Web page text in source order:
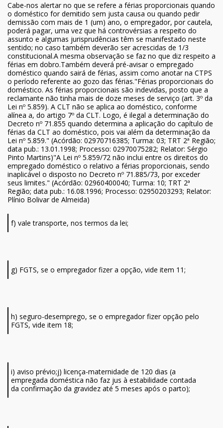
Cabe-nos alertar no que se refere a férias proporcionais quando
o doméstico for demitido sem justa causa ou quando pedir
demissão com mais de 1 (um) ano, o empregador, por cautela,
poderá pagar, uma vez que há controvérsias a respeito do
assunto e algumas jurisprudências têm se manifestado neste
sentido; no caso também deverão ser acrescidas de 1/3
constitucional.A mesma observação se faz no que diz respeito a
férias em dobro.Também deverá pré-avisar o empregado
doméstico quando sairá de férias, assim como anotar na CTPS
o período referente ao gozo das férias."Férias proporcionais do
doméstico. As férias proporcionais são indevidas, posto que a
reclamante não tinha mais de doze meses de serviço (art. 3º da
Lei nº 5.859). A CLT não se aplica ao doméstico, conforme
alínea a, do artigo 7º da CLT. Logo, é ilegal a determinação do
Decreto nº 71.855 quando determina a aplicação do capítulo de
férias da CLT ao doméstico, pois vai além da determinação da
Lei nº 5.859." (Acórdão: 02970716385; Turma: 03; TRT 2ª Região;
data pub.: 13.01.1998; Processo: 02970075282; Relator: Sérgio
Pinto Martins)"A Lei nº 5.859/72 não inclui entre os direitos do
empregado doméstico o relativo a férias proporcionais, sendo
inaplicável o disposto no Decreto nº 71.885/73, por exceder
seus limites." (Acórdão: 02960400040; Turma: 10; TRT 2ª
Região; data pub.: 16.08.1996; Processo: 02950203293; Relator:
Plínio Bolivar de Almeida)
f) vale transporte, nos termos da lei;
g) FGTS, se o empregador fizer a opção, vide item 11;
h) seguro-desemprego, se o empregador fizer opção pelo
FGTS, vide item 18;
i) aviso prévio;j) licença-maternidade de 120 dias (a
empregada doméstica não faz jus à estabilidade contada
da confirmação da gravidez até 5 meses após o parto);